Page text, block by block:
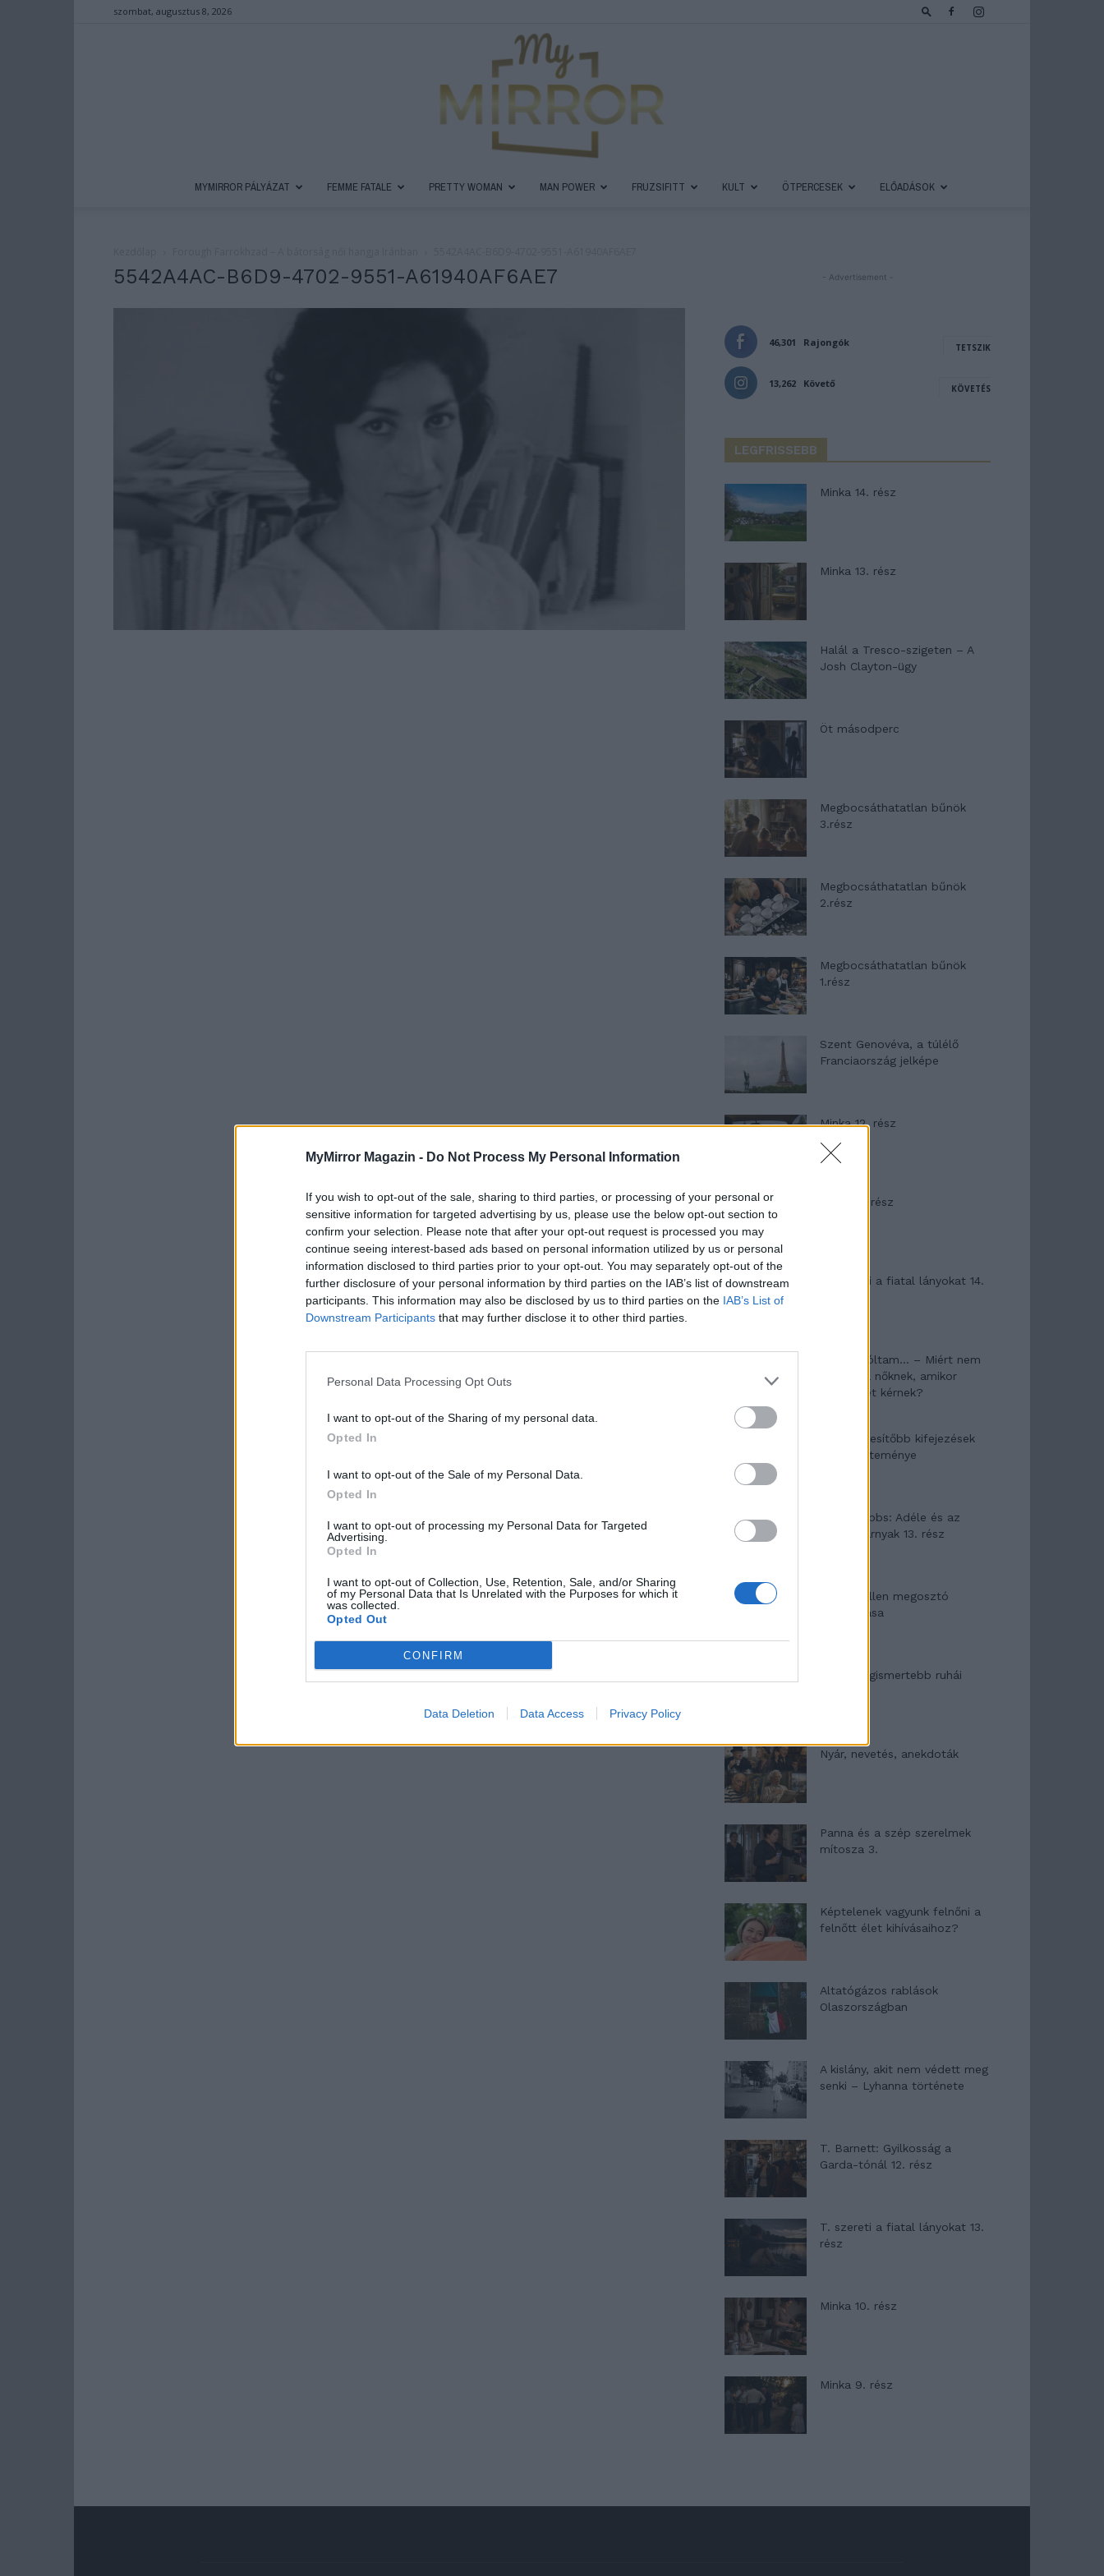
MyMirror Magazin - Do Not Process My Personal Information
If you wish to opt-out of the sale, sharing to third parties, or processing of your personal or
sensitive information for targeted advertising by us, please use the below opt-out section to
confirm your selection. Please note that after your opt-out request is processed you may
continue seeing interest-based ads based on personal information utilized by us or personal
information disclosed to third parties prior to your opt-out. You may separately opt-out of the
further disclosure of your personal information by third parties on the IAB’s list of downstream
participants. This information may also be disclosed by us to third parties on the IAB’s List of
Downstream Participants that may further disclose it to other third parties.
Personal Data Processing Opt Outs
I want to opt-out of the Sharing of my personal data.
Opted In
I want to opt-out of the Sale of my Personal Data.
Opted In
I want to opt-out of processing my Personal Data for Targeted
Advertising.
Opted In
I want to opt-out of Collection, Use, Retention, Sale, and/or Sharing
of my Personal Data that Is Unrelated with the Purposes for which it
was collected.
Opted Out
CONFIRM
Data Deletion Data Access Privacy Policy
szombat, augusztus 8, 2026
MYMIRROR PÁLYÁZAT FEMME FATALE PRETTY WOMAN MAN POWER FRUZSIFITT KULT ÖTPERCESEK ELŐADÁSOK
5542A4AC-B6D9-4702-9551-A61940AF6AE7 - Advertisement -
46,301 Rajongók TETSZIK
13,262 Követő KÖVETÉS
LEGFRISSEBB
Minka 14. rész
Minka 13. rész
Halál a Tresco-szigeten – A
Josh Clayton-ügy
Öt másodperc
Megbocsáthatatlan bűnök
3.rész
Megbocsáthatatlan bűnök
2.rész
Megbocsáthatatlan bűnök
1.rész
Szent Genovéva, a túlélő
Franciaország jelképe
Minka 12. rész
Minka 11. rész
T. szereti a fiatal lányokat 14.
Pedig szóltam… – Miért nem
hiszünk a nőknek, amikor
segítséget kérnek?
A legidegesítőbb kifejezések
laza gyűjteménye
Elyna Robbs: Adéle és az
örökölt árnyak 13. rész
Woody Allen megosztó
zsenialitása
A világ legismertebb ruhái
Nyár, nevetés, anekdoták
Panna és a szép szerelmek
mítosza 3.
Képtelenek vagyunk felnőni a
felnőtt élet kihívásaihoz?
Altatógázos rablások
Olaszországban
A kislány, akit nem védett meg
senki – Lyhanna története
T. Barnett: Gyilkosság a
Garda-tónál 12. rész
T. szereti a fiatal lányokat 13.
rész
Minka 10. rész
Minka 9. rész